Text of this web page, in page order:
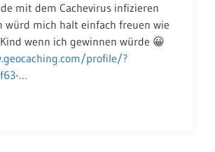
mit dem Cachevirus infizieren
würd mich halt einfach freuen wie
wenn ich gewinnen würde 😀
profile/?
…